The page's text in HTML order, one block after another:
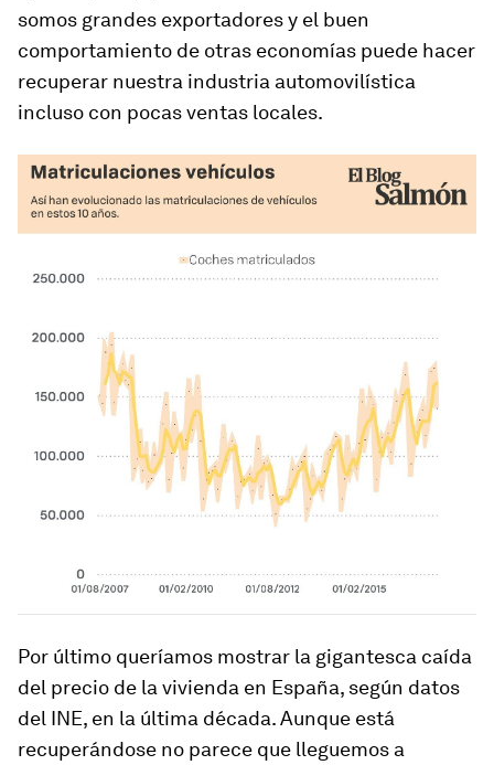
somos grandes exportadores y el buen
comportamiento de otras economías puede hacer
recuperar nuestra industria automovilística
incluso con pocas ventas locales.
Por último queríamos mostrar la gigantesca caída
del precio de la vivienda en España, según datos
del INE, en la última década. Aunque está
recuperándose no parece que lleguemos a